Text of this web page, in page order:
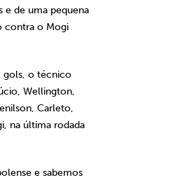
e de uma pequena
contra o Mogi
gols, o técnico
Wellington,
Carleto,
na última rodada
e sabemos